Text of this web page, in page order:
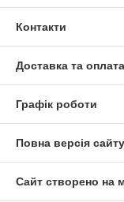
Контакти
Доставка та оплата
Графік роботи
Повна версія сайту
Сайт створено на